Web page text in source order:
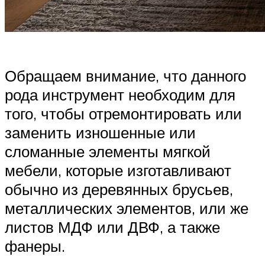
Обращаем внимание, что данного
рода инструмент необходим для
того, чтобы отремонтировать или
заменить изношенные или
сломанные элементы мягкой
мебели, которые изготавливают
обычно из деревянных брусьев,
металлических элементов, или же
листов МДФ или ДВФ, а также
фанеры.